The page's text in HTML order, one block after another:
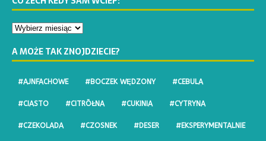
A MOŻE TAK ZNOJDZIECIE?
#AJNFACHOWE #BOCZEK WĘDZONY #CEBULA
#CIASTO #CITRŌŁNA #CUKINIA #CYTRYNA
#CZEKOLADA #CZOSNEK #DESER #EKSPERYMENTALNIE